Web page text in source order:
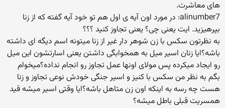
های معاشرت.
alinumber7: در مورد اون آیه ی اول هم تو خود آیه گفته كه از زنا
بپرهیزید. ایت یعنی چی؟ یعنی تجاوز كنید ؟؟؟
به نظرتون سكس با زن شوهر دار غیر از زنا میتونه اسم دیگه ای داشته
باشه؟ایا زنان اسیر میل به همخوابگی داشتن یعنی اسارتشون این میل
رو ایجاد میكرده پس مولای اونها عمل تجاوز رو انجام نداده؟میخوام
بگم به نظر من سكس با كنیز و اسیر جنگی خودش نوعی تجاوز و زنا
هست چه رسه به اینكه اون زن متاهل باشه؟ایا وقتی اسیر میشه قید
همسریت قبلی باطل میشه؟